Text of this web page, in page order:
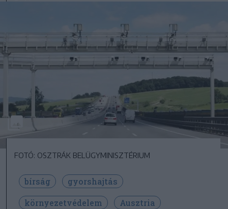
FOTÓ: OSZTRÁK BELÜGYMINISZTÉRIUM
bírság
gyorshajtás
környezetvédelem
Ausztria